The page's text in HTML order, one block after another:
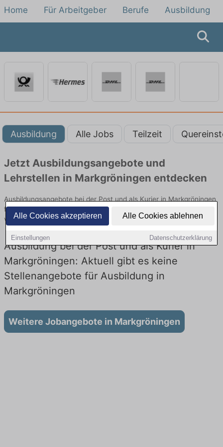
Alle Cookies akzeptieren Alle Cookies ablehnen
Einstellungen Datenschutzerklärung
Home Für Arbeitgeber Berufe Ausbildung
Ausbildung Alle Jobs Teilzeit
Jetzt Ausbildungsangebote und
Lehrstellen in Markgröningen entdecken
Ausbildungsangebote bei der Post und als Kurier in Markgröningen
finden Sie von namhaften Firmen. Entdecken Sie freie Optionen
von Top-Arbeitgebern und bewerben Sie sich noch heute.
Ausbildung bei der Post und als Kurier in
Markgröningen: Aktuell gibt es keine
Stellenangebote für Ausbildung in
Markgröningen
Weitere Jobangebote in Markgröningen